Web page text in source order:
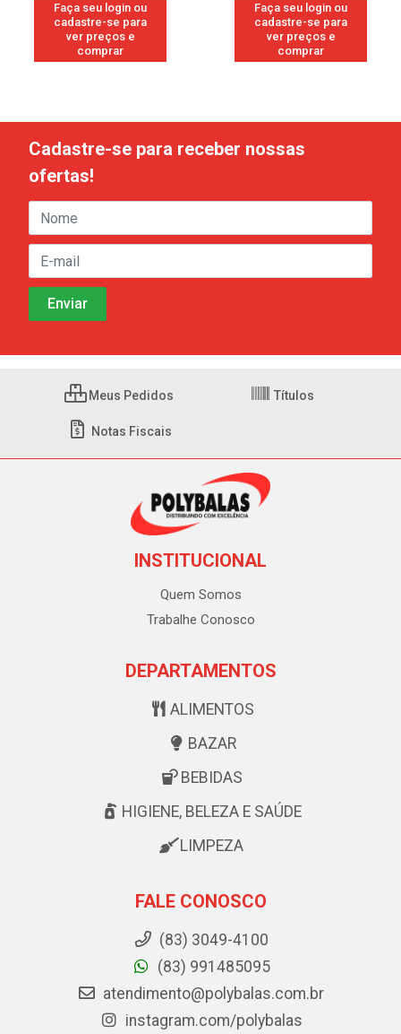
Faça seu login ou
cadastre-se para
ver preços e
comprar
Faça seu login ou
cadastre-se para
ver preços e
comprar
Cadastre-se para receber nossas
ofertas!
Meus Pedidos Títulos
Notas Fiscais
INSTITUCIONAL
Quem Somos
Trabalhe Conosco
DEPARTAMENTOS
ALIMENTOS
BAZAR
BEBIDAS
HIGIENE, BELEZA E SAÚDE
LIMPEZA
FALE CONOSCO
(83) 3049-4100
(83) 991485095
atendimento@polybalas.com.br
instagram.com/polybalas